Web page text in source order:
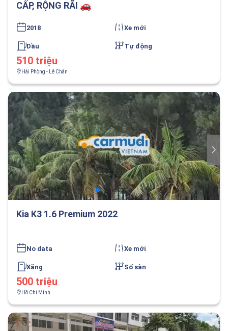
CẤP, RỘNG RÃI 🚗
2018 Xe mới
Dầu Tự động
510 triệu
Hải Phòng - Lê Chân
Kia K3 1.6 Premium 2022
No data Xe mới
Xăng Số sàn
500 triệu
Hồ Chí Minh